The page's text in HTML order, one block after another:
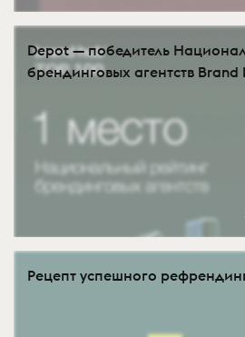
Depot — победитель
брендинговых агентств
Рецепт успешного